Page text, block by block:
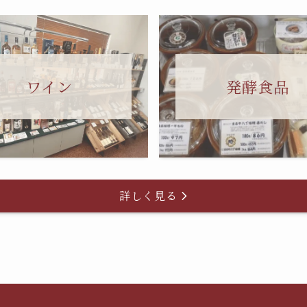
ワイン 発酵食品
詳しく見る